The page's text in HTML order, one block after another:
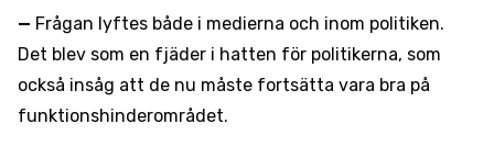
— Frågan lyftes både i medierna och inom politiken.
Det blev som en fjäder i hatten för politikerna, som
också insåg att de nu måste fortsätta vara bra på
funktionshinderområdet.